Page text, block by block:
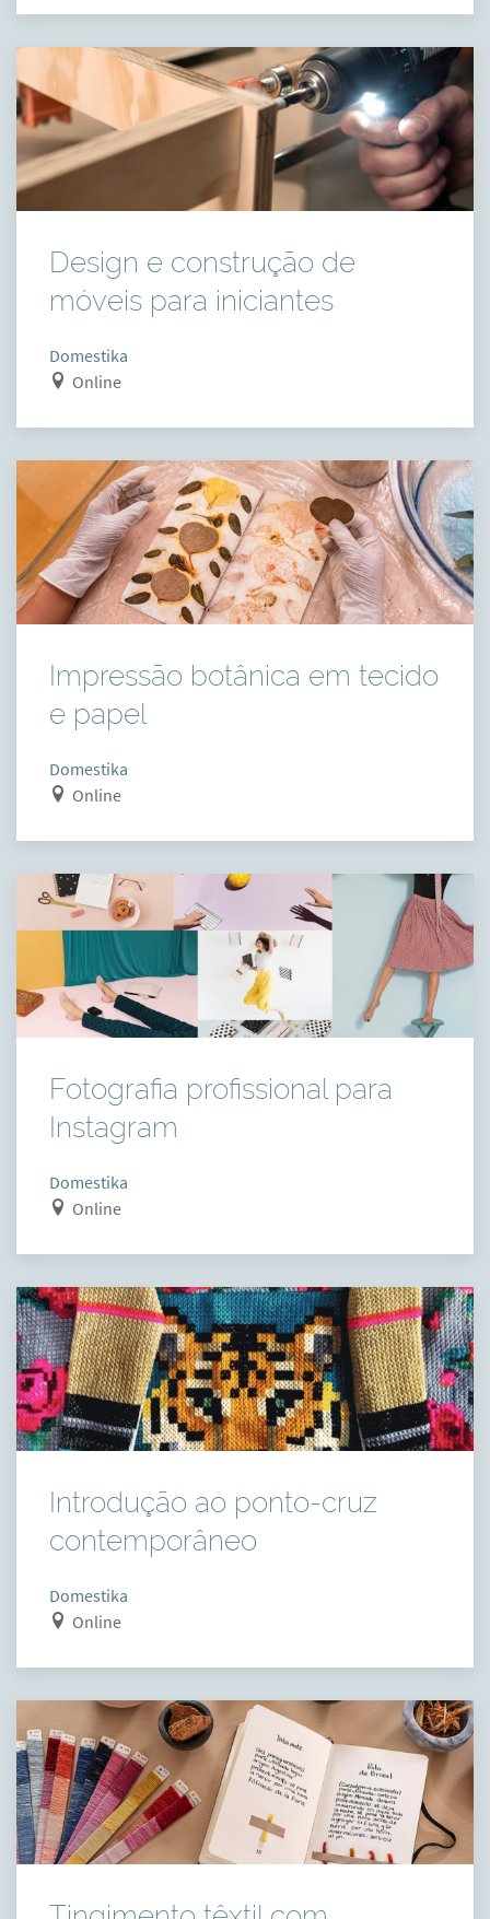
Design e construção de
móveis para iniciantes
Domestika
Online
Impressão botânica em tecido
e papel
Domestika
Online
Fotografia profissional para
Instagram
Domestika
Online
Introdução ao ponto-cruz
contemporâneo
Domestika
Online